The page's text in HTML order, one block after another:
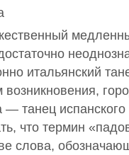
итальянский
возникновения,
— танец
что термин
слова,